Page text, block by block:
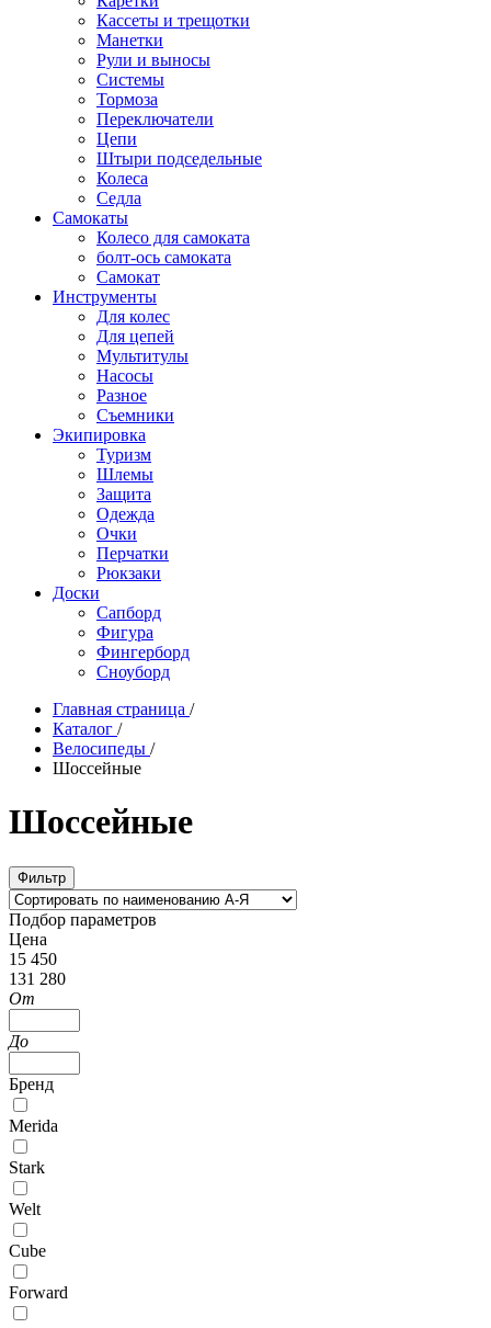
Кассеты и трещотки
Манетки
Рули и выносы
Системы
Тормоза
Переключатели
Цепи
Штыри подседельные
Колеса
Седла
Самокаты
Колесо для самоката
болт-ось самоката
Самокат
Инструменты
Для колес
Для цепей
Мультитулы
Насосы
Разное
Съемники
Экипировка
Туризм
Шлемы
Защита
Одежда
Очки
Перчатки
Рюкзаки
Доски
Сапборд
Фигура
Фингерборд
Сноуборд
Главная страница /
Каталог /
Велосипеды /
Шоссейные
Шоссейные
Фильтр
Подбор параметров
Цена
15 450
131 280
От
До
Бренд
Merida
Stark
Welt
Cube
Forward